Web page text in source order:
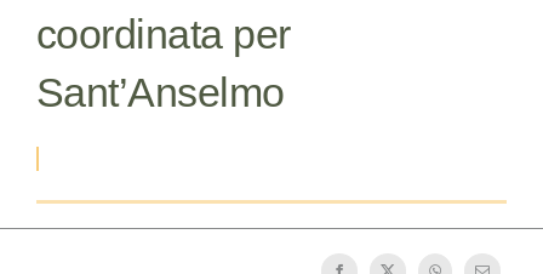
Diventare un monaco o una monaca
coordinata per
Sant’Anselmo